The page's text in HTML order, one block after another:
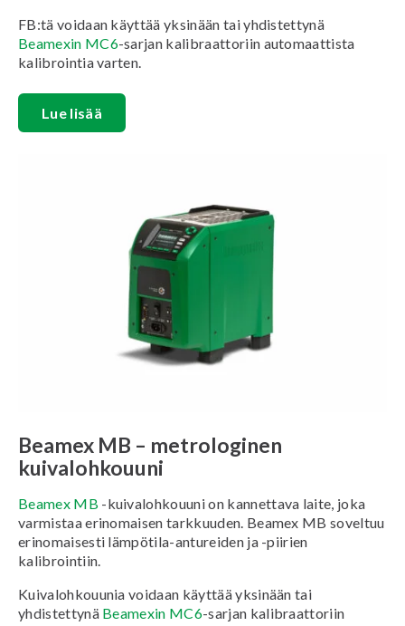
FB:tä voidaan käyttää yksinään tai yhdistettynä
Beamexin MC6-sarjan kalibraattoriin automaattista
kalibrointia varten.
Lue lisää
Beamex MB – metrologinen
kuivalohkouuni
Beamex MB -kuivalohkouuni on kannettava laite, joka
varmistaa erinomaisen tarkkuuden. Beamex MB soveltuu
erinomaisesti lämpötila-antureiden ja -piirien
kalibrointiin.
Kuivalohkouunia voidaan käyttää yksinään tai
yhdistettynä Beamexin MC6-sarjan kalibraattoriin